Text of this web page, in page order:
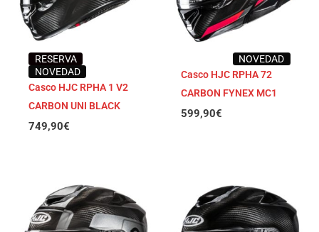
RESERVA
NOVEDAD
Casco HJC RPHA 1 V2
CARBON UNI BLACK
749,90€
NOVEDAD
Casco HJC RPHA 72
CARBON FYNEX MC1
599,90€